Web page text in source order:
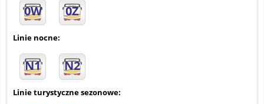
0W 0Z
Linie nocne:
N1 N2
Linie turystyczne sezonowe: